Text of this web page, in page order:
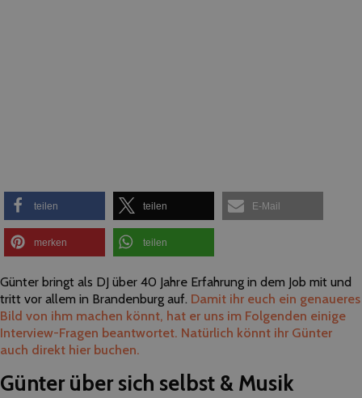
teilen teilen E-Mail
merken teilen
Günter bringt als DJ über 40 Jahre Erfahrung in dem Job mit und
tritt vor allem in Brandenburg auf. Damit ihr euch ein genaueres
Bild von ihm machen könnt, hat er uns im Folgenden einige
Interview-Fragen beantwortet. Natürlich könnt ihr Günter
auch direkt hier buchen.
Günter über sich selbst & Musik